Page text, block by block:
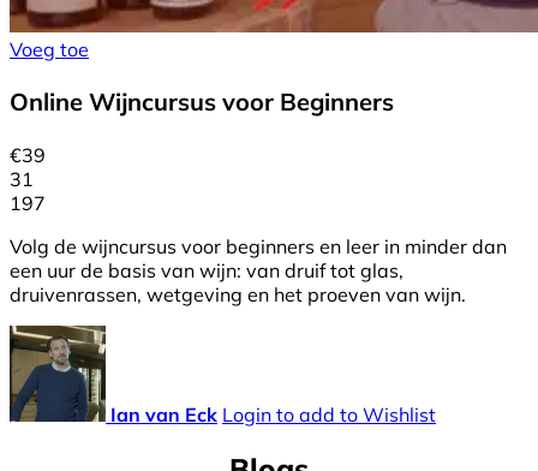
Voeg toe
Online Wijncursus voor Beginners
€39
31
197
Volg de wijncursus voor beginners en leer in minder dan
een uur de basis van wijn: van druif tot glas,
druivenrassen, wetgeving en het proeven van wijn.
Ian van Eck Login to add to Wishlist